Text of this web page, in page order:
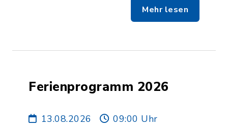
Mehr lesen
Ferienprogramm 2026
13.08.2026
09:00 Uhr